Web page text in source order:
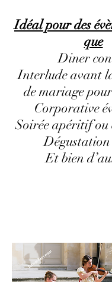
Idéal pour des
que
Diner
Interlude avant
de mariage
Corporative
Soirée apéritif ou
Et bien